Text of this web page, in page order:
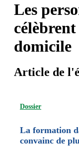
Les
domicile
Article de
Dossier
La formation
convainc de